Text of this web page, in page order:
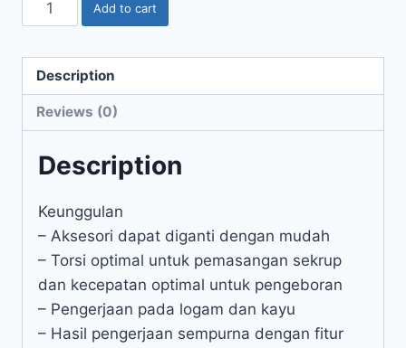
Add to cart
Description
Reviews (0)
Description
Keunggulan
– Aksesori dapat diganti dengan mudah
– Torsi optimal untuk pemasangan sekrup
dan kecepatan optimal untuk pengeboran
– Pengerjaan pada logam dan kayu
– Hasil pengerjaan sempurna dengan fitur